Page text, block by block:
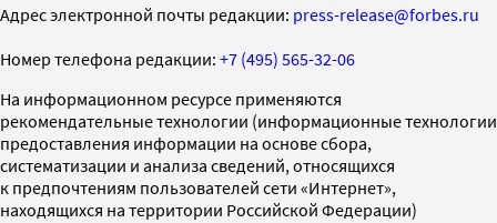
Адрес электронной почты редакции: press-release@forbes.ru
Номер телефона редакции: +7 (495) 565-32-06
На информационном ресурсе применяются
рекомендательные технологии (информационные технологии
предоставления информации на основе сбора,
систематизации и анализа сведений, относящихся
к предпочтениям пользователей сети «Интернет»,
находящихся на территории Российской Федерации)